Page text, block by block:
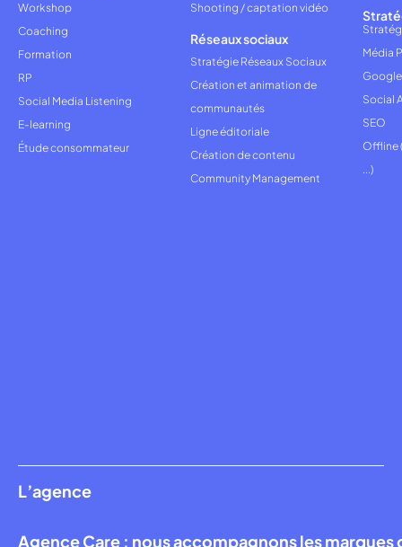
L’agence
Agence Care : nous accompagnons les
Workshop
Coaching
Formation
RP
Social Media Listening
E-learning
Étude consommateur
Shooting / captation vidéo
Réseaux sociaux
Stratégie Réseaux Sociaux
Création et animation de
communautés
Ligne éditoriale
Création de contenu
Community Management
Média
Social
SEO
Offline
...)